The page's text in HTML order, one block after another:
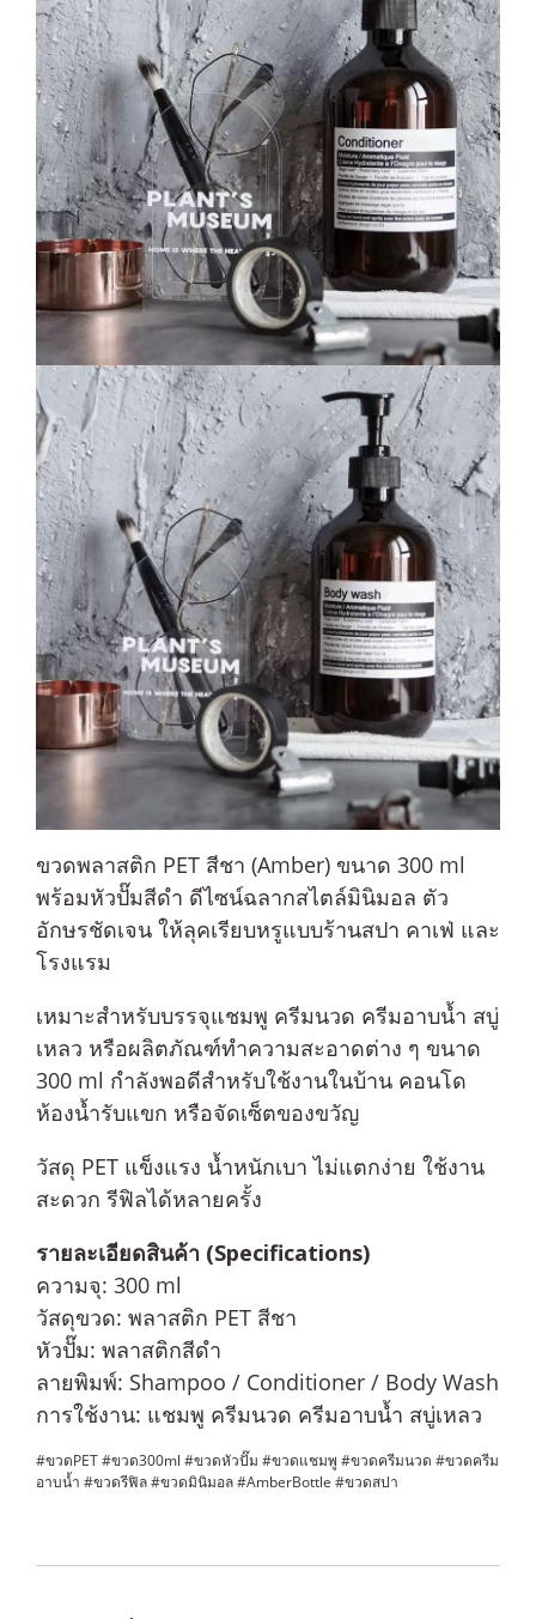
ขวดพลาสติก PET สีชา (Amber) ขนาด 300 ml
พร้อมหัวปั๊มสีดำ ดีไซน์ฉลากสไตล์มินิมอล ตัว
อักษรชัดเจน ให้ลุคเรียบหรูแบบร้านสปา คาเฟ่ และ
โรงแรม
เหมาะสำหรับบรรจุแชมพู ครีมนวด ครีมอาบน้ำ สบู่
เหลว หรือผลิตภัณฑ์ทำความสะอาดต่าง ๆ ขนาด
300 ml กำลังพอดีสำหรับใช้งานในบ้าน คอนโด
ห้องน้ำรับแขก หรือจัดเซ็ตของขวัญ
วัสดุ PET แข็งแรง น้ำหนักเบา ไม่แตกง่าย ใช้งาน
สะดวก รีฟิลได้หลายครั้ง
รายละเอียดสินค้า (Specifications)
ความจุ: 300 ml
วัสดุขวด: พลาสติก PET สีชา
หัวปั๊ม: พลาสติกสีดำ
ลายพิมพ์: Shampoo / Conditioner / Body Wash
การใช้งาน: แชมพู ครีมนวด ครีมอาบน้ำ สบู่เหลว
#ขวดPET #ขวด300ml #ขวดหัวปั๊ม #ขวดแชมพู #ขวดครีมนวด #ขวดครีม
อาบน้ำ #ขวดรีฟิล #ขวดมินิมอล #AmberBottle #ขวดสปา